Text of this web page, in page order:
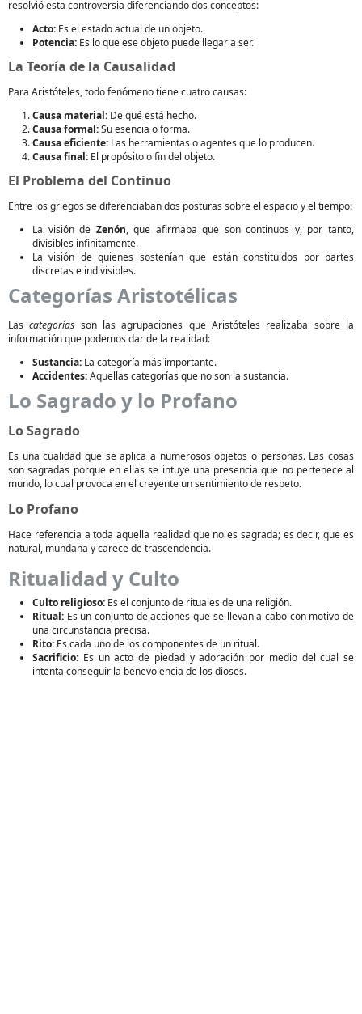
resolvió esta controversia diferenciando dos conceptos:
Acto: Es el estado actual de un objeto.
Potencia: Es lo que ese objeto puede llegar a ser.
La Teoría de la Causalidad
Para Aristóteles, todo fenómeno tiene cuatro causas:
Causa material: De qué está hecho.
Causa formal:Su esencia o forma.
Causa eficiente: Las herramientas o agentes que lo producen.
Causa final: El propósito o fin del objeto.
El Problema del Continuo
Entre los griegos se diferenciaban dos posturas sobre el espacio y el tiempo:
La visión de Zenón, que afirmaba que son continuos y, por tanto,
divisibles infinitamente.
La visión de quienes sostenían que están constituidos por partes
discretas e indivisibles.
Categorías Aristotélicas
Lascategorías son las agrupaciones que Aristóteles realizaba sobre la
información que podemos dar de la realidad:
Sustancia: La categoría más importante.
Accidentes:Aquellas categorías que no son la sustancia.
Lo Sagrado y lo Profano
Lo Sagrado
Es una cualidad que se aplica a numerosos objetos o personas. Las cosas
son sagradas porque en ellas se intuye una presencia que no pertenece al
mundo, lo cual provoca en el creyente un sentimiento de respeto.
Lo Profano
Hace referencia a toda aquella realidad que no es sagrada; es decir, que es
natural, mundana y carece de trascendencia.
Ritualidad y Culto
Culto religioso: Es el conjunto de rituales de una religión.
Ritual: Es un conjunto de acciones que se llevan a cabo con motivo de
una circunstancia precisa.
Rito: Es cada uno de los componentes de un ritual.
Sacrificio: Es un acto de piedad y adoración por medio del cual se
intenta conseguir la benevolencia de los dioses.